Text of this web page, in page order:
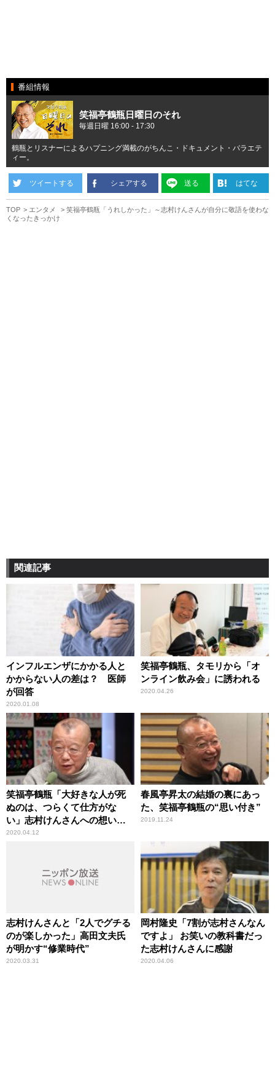
番組情報
笑福亭鶴瓶日曜日のそれ
毎週日曜 16:00 - 17:30
鶴瓶とリスナーによるハプニング満載のがちんこ・ドキュメント・バラエテ
ィー。
ツイートする シェアする 送る はてな
TOP エンタメ
笑福亭鶴瓶「うれしかった」～志村けんさんが自分に敬語を使わな
くなったきっかけ
関連記事
インフルエンザにかかる人と
かからない人の差は？ 医師
が回答
2020.01.08
笑福亭鶴瓶、タモリから「オ
ンライン飲み会」に誘われる
2020.04.26
笑福亭鶴瓶「大好きな人が死
ぬのは、つらくて仕方がな
い」志村けんさんへの想いを
語る
2020.04.12
春風亭昇太の結婚の裏にあっ
た、笑福亭鶴瓶の“思い付き”
2019.11.24
志村けんさんと「2人でグチる
のが楽しかった」高田文夫氏
が明かす“修業時代”
2020.03.31
岡村隆史「7割が志村さんなん
ですよ」 お笑いの教科書だっ
た志村けんさんに感謝
2020.04.06